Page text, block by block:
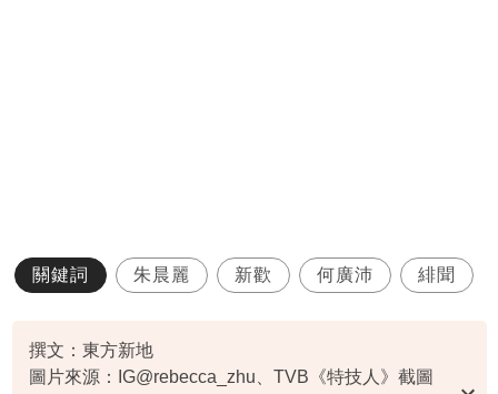
關鍵詞 朱晨麗 新歡 何廣沛 緋聞
撰文：東方新地
圖片來源：IG@rebecca_zhu、TVB《特技人》截圖